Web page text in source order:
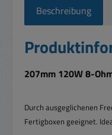
Beschreibung
207mm 120W 8-
Durch ausgeglichenen
Fertigboxen geeignet.